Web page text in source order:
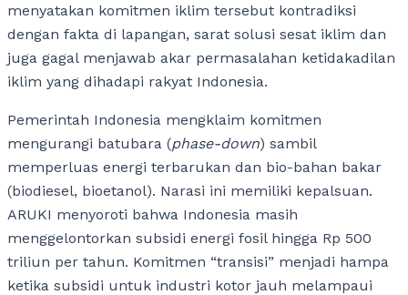
menyatakan komitmen iklim tersebut kontradiksi
dengan fakta di lapangan, sarat solusi sesat iklim dan
juga gagal menjawab akar permasalahan ketidakadilan
iklim yang dihadapi rakyat Indonesia.
Pemerintah Indonesia mengklaim komitmen
mengurangi batubara (phase-down) sambil
memperluas energi terbarukan dan bio-bahan bakar
(biodiesel, bioetanol). Narasi ini memiliki kepalsuan.
ARUKI menyoroti bahwa Indonesia masih
menggelontorkan subsidi energi fosil hingga Rp 500
triliun per tahun. Komitmen “transisi” menjadi hampa
ketika subsidi untuk industri kotor jauh melampaui